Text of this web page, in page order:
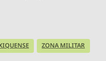
ZONA MILITAR